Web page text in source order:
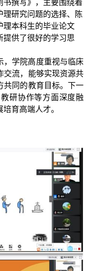
书撰写》，主要围绕着
理研究问题的选择、陈
理本科生的毕业论文
提供了很好的学习思
，学院高度重视与临床
交流，能够实现资源共
共同的教育目标。下一
研协作等方面深度融
育高端人才。